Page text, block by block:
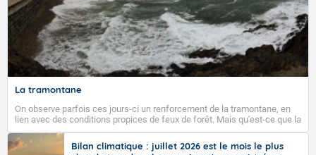
La tramontane
On observe parfois ces jours-ci un renforcement de la tramontane, en
lien avec des conditions propices de feux de forêt. Mais qu'est-ce que la
tramontane ? Quelles sont ses caractéristiques ? La tramontane est un
vent turbulent soufflant de secteur nord-ouest à nord, ou ouest à nord-
ouest, dans un secteur qui part du Roussillon à la vallée de l’Aude et à
Bilan climatique : juillet 2026 est le mois le plus